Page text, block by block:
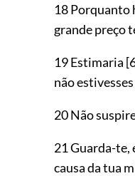
18 Porquanto
grande preço
19 Estimaria
não
20 Não
21 Guarda-te,
causa da tua